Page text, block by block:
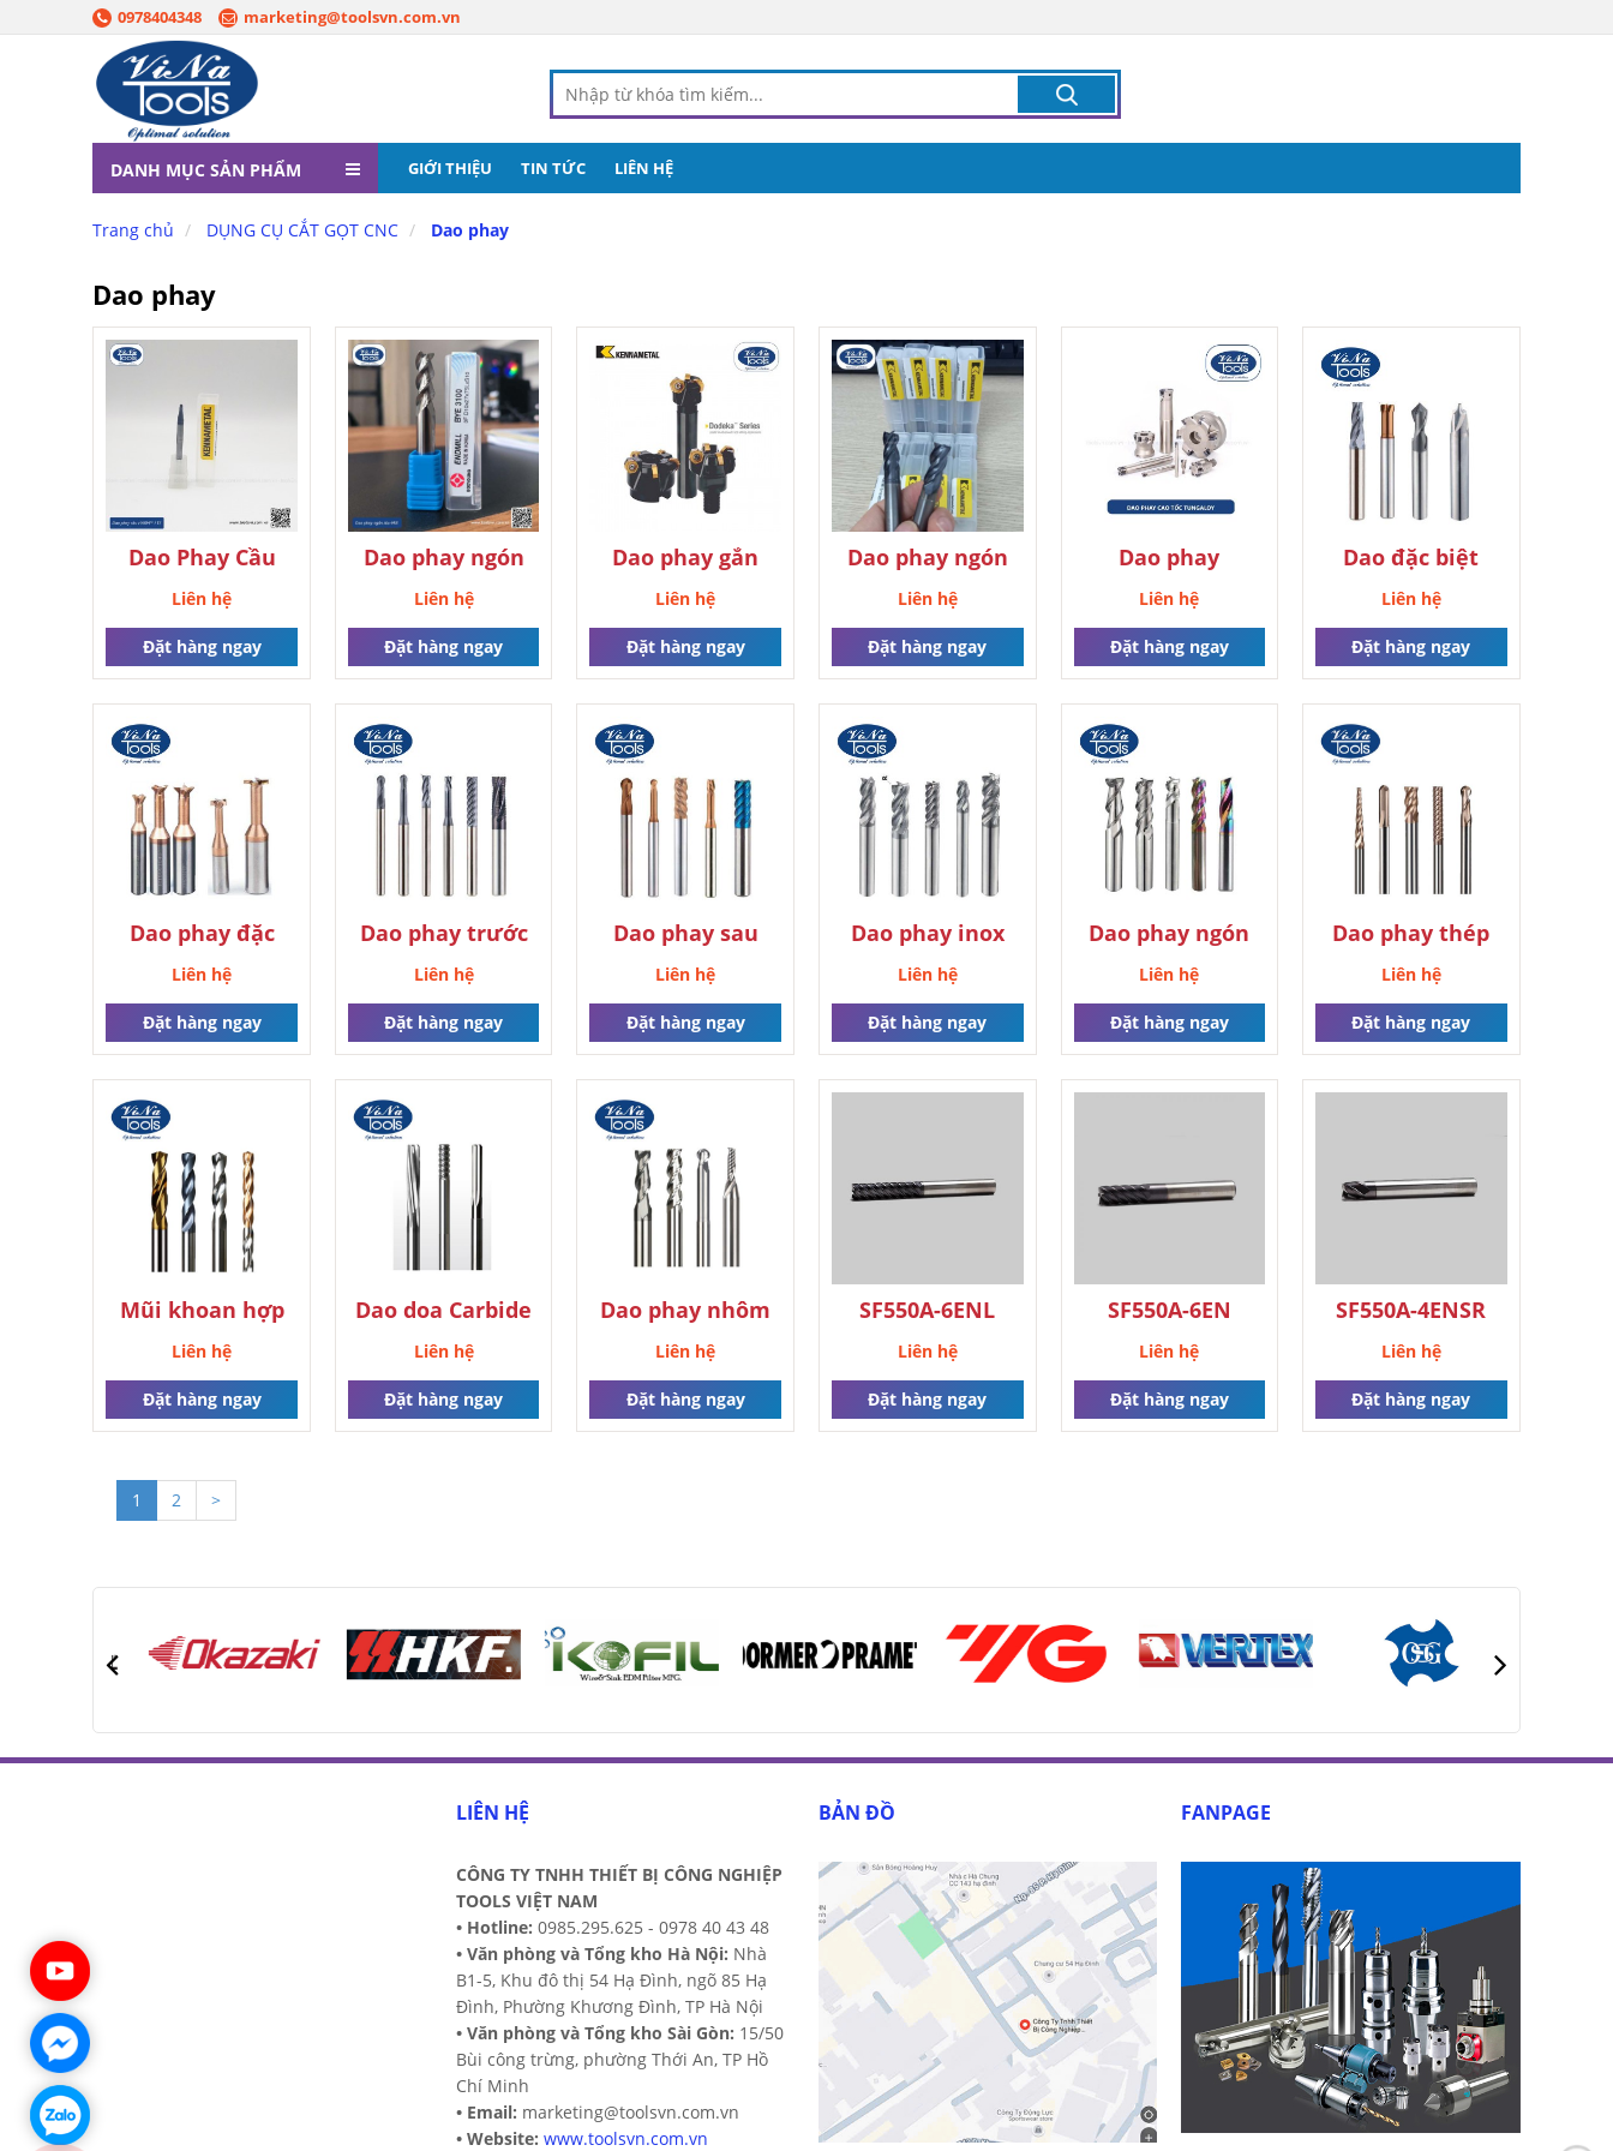
0978404348 marketing@toolsvn.com.vn
DANH MỤC SẢN PHẨM GIỚI THIỆU TIN TỨC LIÊN HỆ
Trang chủ DỤNG CỤ CẮT GỌT CNC Dao phay
Dao phay
Dao Phay Cầu
Liên hệ
Đặt hàng ngay
Dao phay ngón
BooYoung
Liên hệ
Đặt hàng ngay
Dao phay gắn
Kennametal
Liên hệ
Đặt hàng ngay
Dao phay ngón
Kennametal
Liên hệ
Đặt hàng ngay
Dao phay
Liên hệ
Đặt hàng ngay
Dao đặc biệt
Liên hệ
Đặt hàng ngay
Dao phay đặc
Liên hệ
Đặt hàng ngay
Dao phay trước
Liên hệ
Đặt hàng ngay
Dao phay sau
Liên hệ
Đặt hàng ngay
Dao phay inox
Liên hệ
Đặt hàng ngay
Dao phay ngón
Liên hệ
Đặt hàng ngay
Dao phay thép
Liên hệ
Đặt hàng ngay
Mũi khoan hợp
Liên hệ
Đặt hàng ngay
Dao doa Carbide
Liên hệ
Đặt hàng ngay
Dao phay nhôm
Liên hệ
Đặt hàng ngay
SF550A-6ENL
Liên hệ
Đặt hàng ngay
SF550A-6EN
Liên hệ
Đặt hàng ngay
SF550A-4ENSR
Liên hệ
Đặt hàng ngay
1 2 >
LIÊN HỆ
CÔNG TY TNHH THIẾT BỊ CÔNG NGHIỆP
TOOLS VIỆT NAM
• Hotline: 0985.295.625 - 0978 40 43 48
• Văn phòng và Tổng kho Hà Nội: Nhà
B1-5, Khu đô thị 54 Hạ Đình, ngõ 85 Hạ
Đình, Phường Khương Đình, TP Hà Nội
• Văn phòng và Tổng kho Sài Gòn: 15/50
Bùi công trừng, phường Thới An, TP Hồ
Chí Minh
•Email: marketing@toolsvn.com.vn
• Website: www.toolsvn.com.vn
BẢN ĐỒ FANPAGE